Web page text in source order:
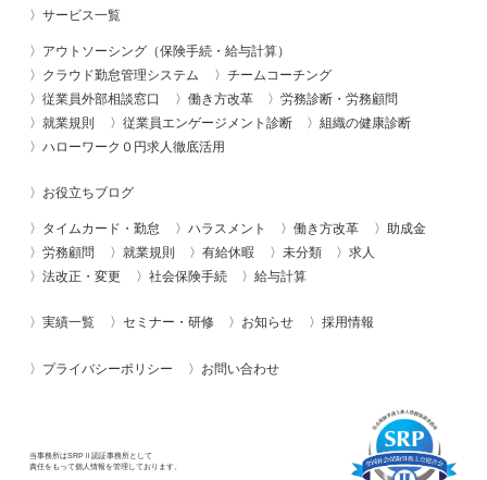
サービス一覧
アウトソーシング（保険手続・給与計算）
クラウド勤怠管理システム
チームコーチング
従業員外部相談窓口
働き方改革
労務診断・労務顧問
就業規則
従業員エンゲージメント診断
組織の健康診断
ハローワーク０円求人徹底活用
お役立ちブログ
タイムカード・勤怠 ハラスメント 働き方改革
助成金
労務顧問
就業規則 有給休暇 未分類
求人
法改正・変更
社会保険手続 給与計算
実績一覧 セミナー・研修 お知らせ 採用情報
プライバシーポリシー お問い合わせ
当事務所はSRPⅡ認証事務所として
責任をもって個人情報を管理しております。